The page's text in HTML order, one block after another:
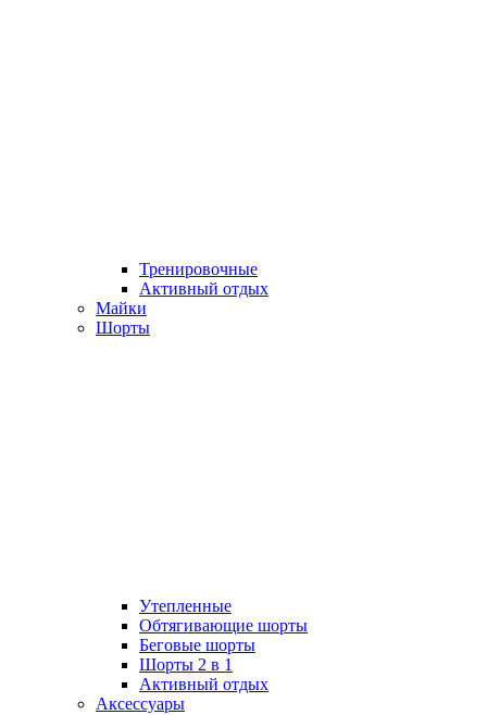
Тренировочные
Активный отдых
Майки
Шорты
Утепленные
Обтягивающие шорты
Беговые шорты
Шорты 2 в 1
Активный отдых
Аксессуары